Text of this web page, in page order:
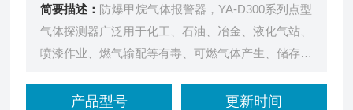
简要描述： 防爆甲烷气体报警器，YA-D300系列点型
气体探测器广泛用于化工、石油、冶金、液化气站、
喷漆作业、燃气输配等有毒、可燃气体产生、储存、
体探测器，是我公司开发的功能实用、操作方便的气
产品型号 更新时间